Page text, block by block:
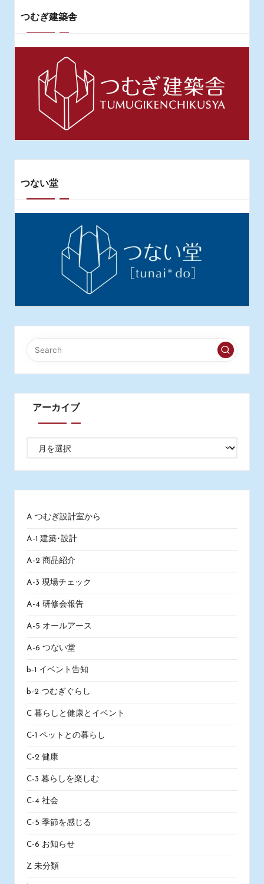
の
ペ
ー
つむぎ建築舎
つない堂
アーカイブ
カ
A つむぎ設計室から
A-1 建築･設計
A-2 商品紹介
A-3 現場チェック
A-4 研修会報告
A-5 オールアース
A-6 つない堂
b-1 イベント告知
b-2 つむぎぐらし
C 暮らしと健康とイベント
C-1 ペットとの暮らし
C-2 健康
C-3 暮らしを楽しむ
C-4 社会
C-5 季節を感じる
C-6 お知らせ
Z 未分類